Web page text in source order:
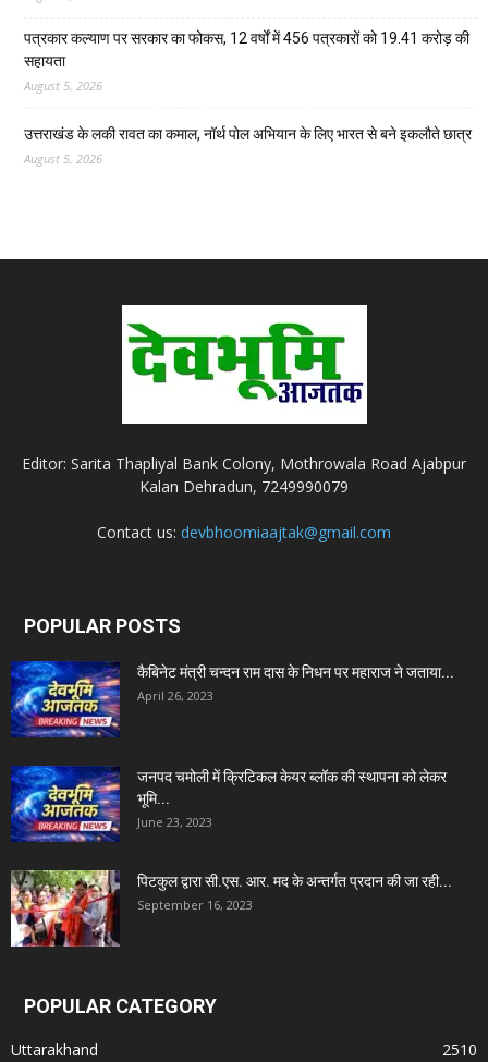
पत्रकार कल्याण पर सरकार का फोकस, 12 वर्षों में 456 पत्रकारों को 19.41 करोड़ की
सहायता
August 5, 2026
उत्तराखंड के लकी रावत का कमाल, नॉर्थ पोल अभियान के लिए भारत से बने इकलौते छात्र
August 5, 2026
Editor: Sarita Thapliyal Bank Colony, Mothrowala Road Ajabpur
Kalan Dehradun, 7249990079
Contact us: devbhoomiaajtak@gmail.com
POPULAR POSTS
कैबिनेट मंत्री चन्दन राम दास के निधन पर महाराज ने जताया...
April 26, 2023
जनपद चमोली में क्रिटिकल केयर ब्लॉक की स्थापना को लेकर
भूमि...
June 23, 2023
पिटकुल द्वारा सी.एस. आर. मद के अन्तर्गत प्रदान की जा रही...
September 16, 2023
POPULAR CATEGORY
Uttarakhand 2510